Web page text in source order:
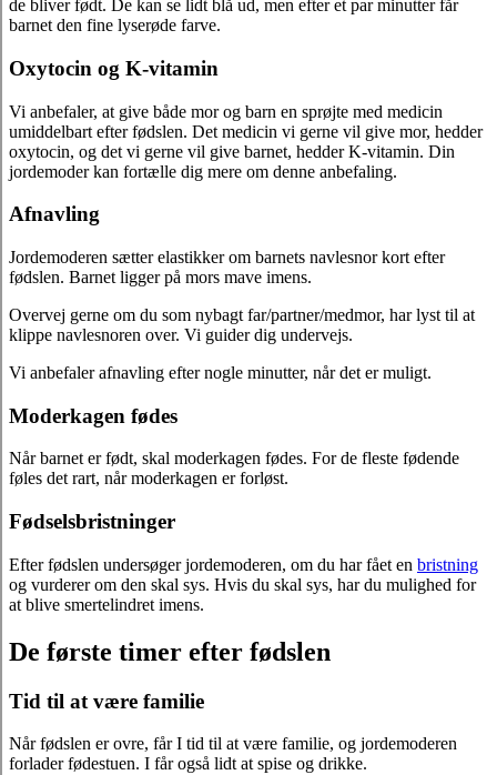
de bliver født. De kan se lidt blå ud, men efter et par minutter får
barnet den fine lyserøde farve.
Oxytocin og K-vitamin
Vi anbefaler, at give både mor og barn en sprøjte med medicin
umiddelbart efter fødslen. Det medicin vi gerne vil give mor, hedder
oxytocin, og det vi gerne vil give barnet, hedder K-vitamin. Din
jordemoder kan fortælle dig mere om denne anbefaling.
Afnavling
Jordemoderen sætter elastikker om barnets navlesnor kort efter
fødslen. Barnet ligger på mors mave imens.
Overvej gerne om du som nybagt far/partner/medmor, har lyst til at
klippe navlesnoren over. Vi guider dig undervejs.
Vi anbefaler afnavling efter nogle minutter, når det er muligt.
Moderkagen fødes
Når barnet er født, skal moderkagen fødes. For de fleste fødende
føles det rart, når moderkagen er forløst.
Fødselsbristninger
Efter fødslen undersøger jordemoderen, om du har fået en bristning
og vurderer om den skal sys. Hvis du skal sys, har du mulighed for
at blive smertelindret imens.
De første timer efter fødslen
Tid til at være familie
Når fødslen er ovre, får I tid til at være familie, og jordemoderen
forlader fødestuen. I får også lidt at spise og drikke.